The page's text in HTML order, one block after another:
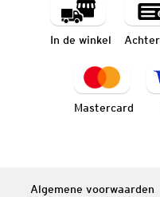
In de winkel
Mastercard
Algemene voorwaarden